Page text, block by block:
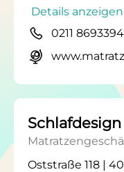
Details anzeigen
0211
Oststraße 118 |